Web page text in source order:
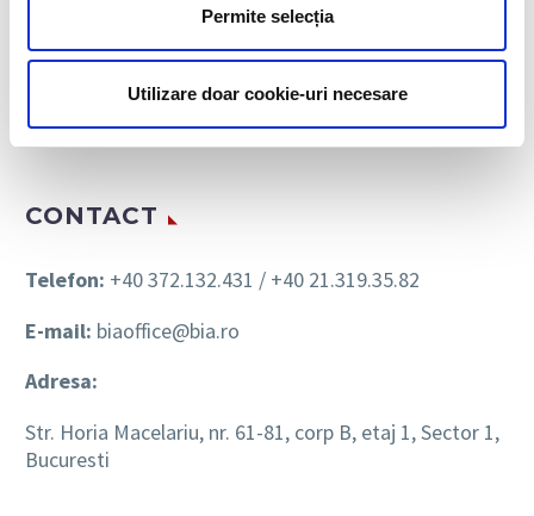
Permite selecția
Utilizare doar cookie-uri necesare
Asistenta imigrare
Tranzitie in cariera
CONTACT
Telefon: +40 372.132.431 / +40 21.319.35.82
E-mail: biaoffice@bia.ro
Adresa:
Str. Horia Macelariu, nr. 61-81, corp B, etaj 1, Sector 1,
Bucuresti